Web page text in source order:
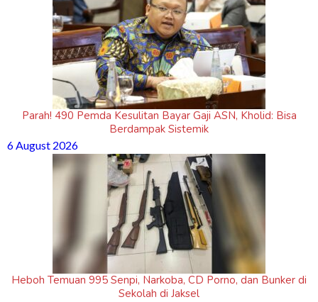
Parah! 490 Pemda Kesulitan Bayar Gaji ASN, Kholid: Bisa
Berdampak Sistemik
6 August 2026
Heboh Temuan 995 Senpi, Narkoba, CD Porno, dan Bunker di
Sekolah di Jaksel